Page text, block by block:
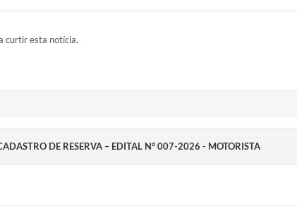
curtir esta notícia.
DE RESERVA – EDITAL N° 007-2026 - MOTORISTA